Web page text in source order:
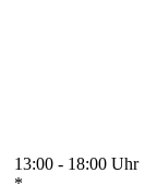
13:00 - 18:00 Uhr
*